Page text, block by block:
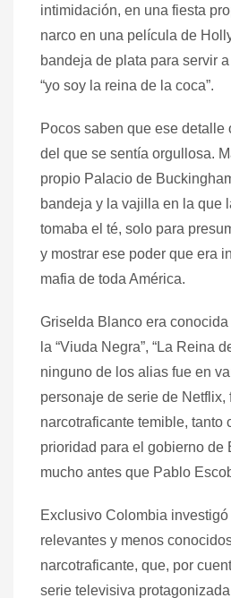
intimidación, en una fiesta
narco en una película de
bandeja de plata para servir
“yo soy la reina de la coca”.
Pocos saben que ese detalle
del que se sentía orgullosa.
propio Palacio de
bandeja y la vajilla en la que
tomaba el té, solo para
y mostrar ese poder que era
mafia de toda América.
Griselda Blanco era conocida
la “Viuda Negra”, “La Reina
ninguno de los alias fue en
personaje de serie de Netflix,
narcotraficante temible, tanto
prioridad para el gobierno de
mucho antes que Pablo
Exclusivo Colombia
relevantes y menos
narcotraficante, que, por
serie televisiva